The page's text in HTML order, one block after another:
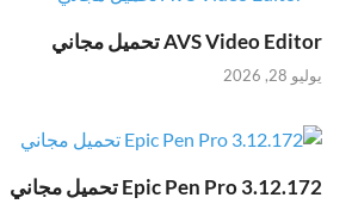
AVS Video Editor تحميل مجاني
يوليو 28, 2026
Epic Pen Pro 3.12.172 تحميل مجاني